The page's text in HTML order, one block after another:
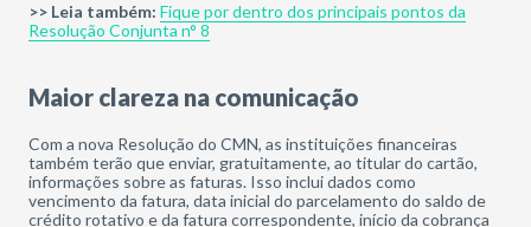
>> Leia também: Fique por dentro dos principais pontos da
Resolução Conjunta n° 8
Maior clareza na comunicação
Com a nova Resolução do CMN, as instituições financeiras
também terão que enviar, gratuitamente, ao titular do cartão,
informações sobre as faturas. Isso inclui dados como
vencimento da fatura, data inicial do parcelamento do saldo de
crédito rotativo e da fatura correspondente, início da cobrança